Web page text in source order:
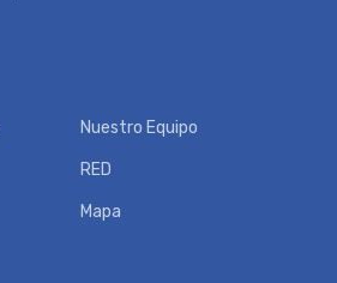
Nuestro Equipo
RED
Mapa